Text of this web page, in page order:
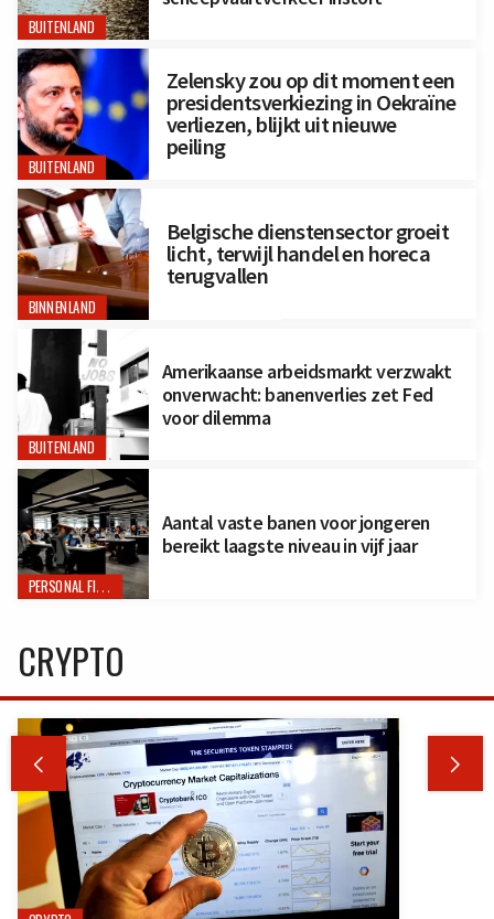
BUITENLAND
BUITENLAND
Zelensky zou op dit moment een
presidentsverkiezing in Oekraïne
verliezen, blijkt uit nieuwe
peiling
BINNENLAND
Belgische dienstensector groeit
licht, terwijl handel en horeca
terugvallen
BUITENLAND
Amerikaanse arbeidsmarkt verzwakt
onverwacht: banenverlies zet Fed
voor dilemma
PERSONAL FINANCE
Aantal vaste banen voor jongeren
bereikt laagste niveau in vijf jaar
CRYPTO
 